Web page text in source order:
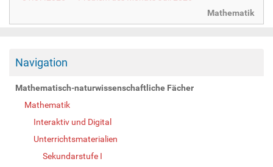
Mathematik
Navigation
Mathematisch-naturwissenschaftliche Fächer
Mathematik
Interaktiv und Digital
Unterrichtsmaterialien
Sekundarstufe I